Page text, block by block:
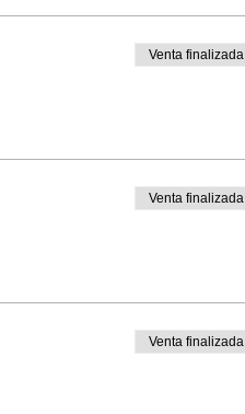
Venta finalizada
Venta finalizada
Venta finalizada